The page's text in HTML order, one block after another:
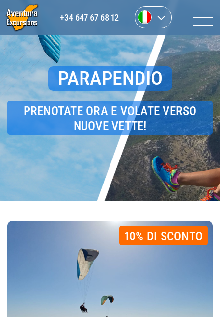
+34 647 67 68 12
PARAPENDIO
PRENOTATE ORA E VOLATE VERSO
NUOVE VETTE!
10% DI SCONTO